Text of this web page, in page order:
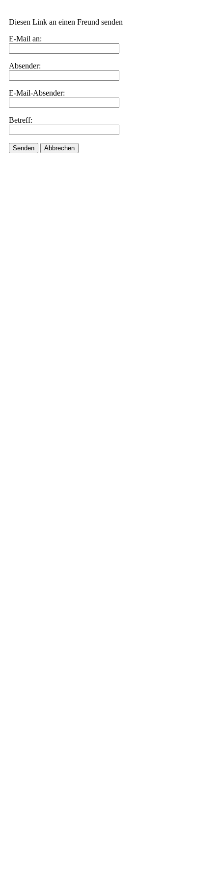
Diesen Link an einen Freund senden
E-Mail an:
Absender:
E-Mail-Absender:
Betreff:
Senden Abbrechen